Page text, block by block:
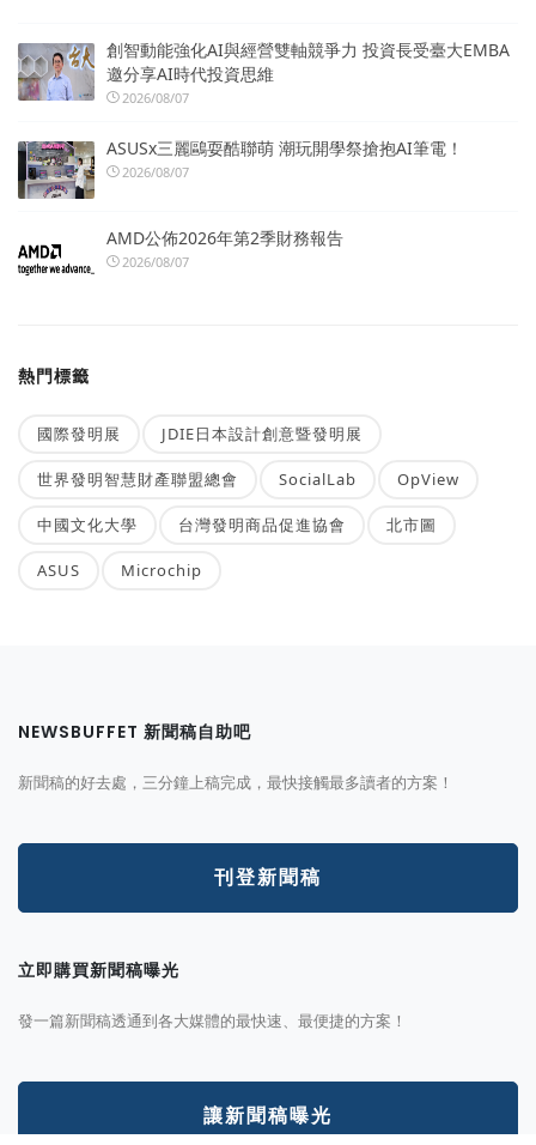
創智動能強化AI與經營雙軸競爭力 投資長受臺大EMBA
邀分享AI時代投資思維
2026/08/07
ASUSx三麗鷗耍酷聯萌 潮玩開學祭搶抱AI筆電！
2026/08/07
AMD公佈2026年第2季財務報告
2026/08/07
熱門標籤
國際發明展 JDIE日本設計創意暨發明展
世界發明智慧財產聯盟總會 SocialLab OpView
中國文化大學 台灣發明商品促進協會 北市圖
ASUS Microchip
NEWSBUFFET 新聞稿自助吧
新聞稿的好去處，三分鐘上稿完成，最快接觸最多讀者的方案！
刊登新聞稿
立即購買新聞稿曝光
發一篇新聞稿透通到各大媒體的最快速、最便捷的方案！
讓新聞稿曝光